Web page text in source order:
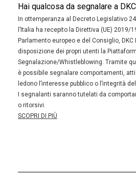
Hai qualcosa da segnalare a
In ottemperanza al Decreto Legislativo
l’Italia ha recepito la Direttiva (UE) 2019/
Parlamento europeo e del Consiglio, DKC
disposizione dei propri utenti la
Segnalazione/Whistleblowing. Tramite
è possibile segnalare comportamenti,
ledono l’interesse pubblico o l’integrità
I segnalanti saranno tutelati da
o ritorsivi.
SCOPRI DI PIÙ